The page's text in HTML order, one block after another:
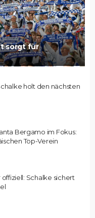
sorgt für
holt den nächsten
Bergamo im Fokus:
Top-Verein
Schalke sichert